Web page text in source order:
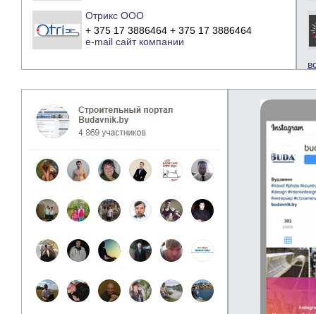
Отрикс ООО
+ 375 17 3886464 + 375 17 3886464
e-mail сайт компании